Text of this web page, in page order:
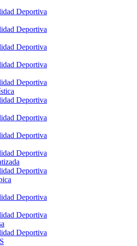
Deportiva
Deportiva
Deportiva
Deportiva
Deportiva
Deportiva
Deportiva
Deportiva
Deportiva
Deportiva
Deportiva
Deportiva
Deportiva